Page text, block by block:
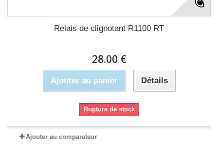
Relais de clignotant R1100 RT
28.00 €
Ajouter au panier Détails
Rupture de stock
Ajouter au comparateur